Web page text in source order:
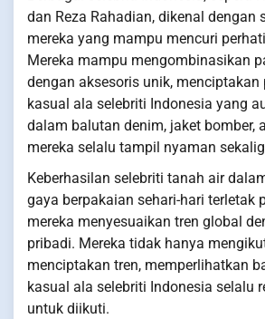
dan Reza Rahadian, dikenal dengan
mereka yang mampu mencuri
Mereka mampu mengombinasikan
dengan aksesoris unik, menciptakan
kasual ala selebriti Indonesia yang
dalam balutan denim, jaket bomber,
mereka selalu tampil nyaman
Keberhasilan selebriti tanah air
gaya berpakaian sehari-hari terletak
mereka menyesuaikan tren global
pribadi. Mereka tidak hanya
menciptakan tren, memperlihatkan
kasual ala selebriti Indonesia selalu
untuk diikuti.